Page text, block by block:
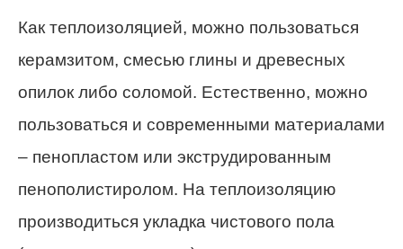
Как теплоизоляцией, можно пользоваться
керамзитом, смесью глины и древесных
опилок либо соломой. Естественно, можно
пользоваться и современными материалами
– пенопластом или экструдированным
пенополистиролом. На теплоизоляцию
производиться укладка чистового пола